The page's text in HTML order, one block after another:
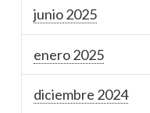
junio 2025
enero 2025
diciembre 2024